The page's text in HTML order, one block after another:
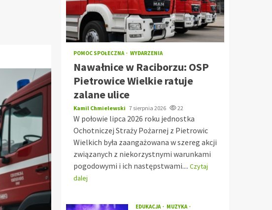
POMOC SPOŁECZNA WYDARZENIA
Nawałnice w Raciborzu: OSP
Pietrowice Wielkie ratuje
zalane ulice
Kamil Chmielewski 7 sierpnia 2026 22
W połowie lipca 2026 roku jednostka
Ochotniczej Straży Pożarnej z Pietrowic
Wielkich była zaangażowana w szereg akcji
związanych z niekorzystnymi warunkami
pogodowymi i ich następstwami.... Czytaj
dalej
EDUKACJA
MUZYKA